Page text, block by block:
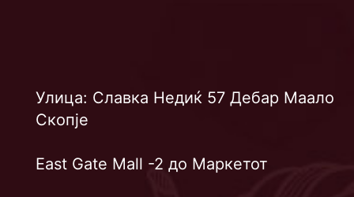
Улица: Славка Недиќ 57 Дебар Маало
Скопје
East Gate Mall -2 до Маркетот